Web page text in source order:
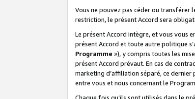
Vous ne pouvez pas céder ou transférer
restriction, le présent Accord sera
Le présent Accord intègre, et vous vous
présent Accord et toute autre politique
Programme »), y compris toutes les
présent Accord prévaut. En cas de
marketing d’affiliation séparé, ce
entre vous et nous concernant le